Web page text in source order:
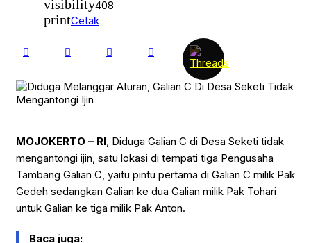
visibility408
printCetak
MOJOKERTO – RI, Diduga Galian C di Desa Seketi tidak
mengantongi ijin, satu lokasi di tempati tiga Pengusaha
Tambang Galian C, yaitu pintu pertama di Galian C milik Pak
Gedeh sedangkan Galian ke dua Galian milik Pak Tohari
untuk Galian ke tiga milik Pak Anton.
Baca juga: